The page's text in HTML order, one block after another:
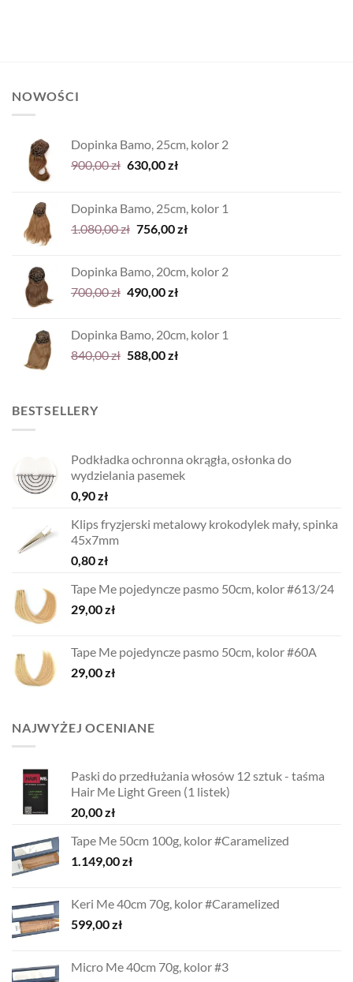
NOWOŚCI
Dopinka Bamo, 25cm, kolor 2
900,00zł Pierwotna
900,00 zł.
630,00złAktualna
630,00 zł.
Dopinka Bamo, 25cm, kolor 1
1.080,00zł Pierwotna
1.080,00 zł.
756,00złAktualna
756,00 zł.
Dopinka Bamo, 20cm, kolor 2
700,00zł Pierwotna
700,00 zł.
490,00złAktualna
490,00 zł.
Dopinka Bamo, 20cm, kolor 1
840,00zł Pierwotna
588,00złAktualna
BESTSELLERY
Podkładka ochronna okrągła, osłonka do
wydzielania pasemek
0,90zł
Klips fryzjerski metalowy krokodylek mały, spinka
45x7mm
0,80zł
Tape Me pojedyncze pasmo 50cm, kolor #613/24
29,00zł
Tape Me pojedyncze pasmo 50cm, kolor #60A
29,00zł
NAJWYŻEJ OCENIANE
Paski do przedłużania włosów 12 sztuk - taśma
Hair Me Light Green (1 listek)
20,00zł
Tape Me 50cm 100g, kolor #Caramelized
1.149,00zł
Keri Me 40cm 70g, kolor #Caramelized
599,00zł
Micro Me 40cm 70g, kolor #3